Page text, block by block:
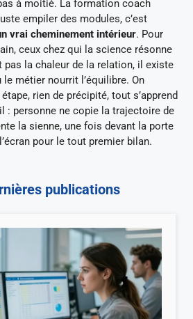
à moitié. La formation coach
empiler des modules, c’est
vrai cheminement intérieur. Pour
ceux chez qui la science résonne
pas la chaleur de la relation, il existe
le métier nourrit l’équilibre. On
rien de précipité, tout s’apprend
: personne ne copie la trajectoire de
la sienne, une fois devant la porte
pour le tout premier bilan.
publications